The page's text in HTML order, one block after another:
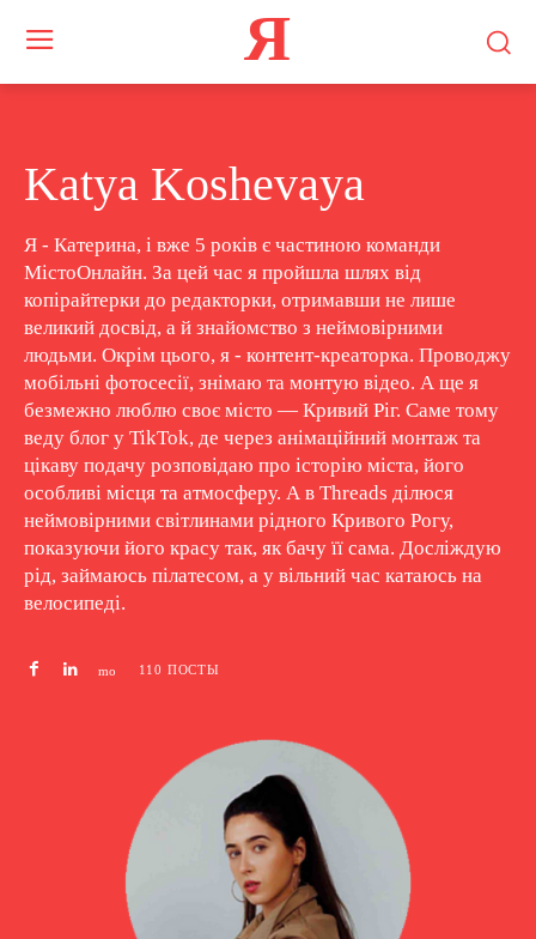
Я
Katya Koshevaya
Я - Катерина, і вже 5 років є частиною команди
МістоОнлайн. За цей час я пройшла шлях від
копірайтерки до редакторки, отримавши не лише
великий досвід, а й знайомство з неймовірними
людьми. Окрім цього, я - контент-креаторка. Проводжу
мобільні фотосесії, знімаю та монтую відео. А ще я
безмежно люблю своє місто — Кривий Ріг. Саме тому
веду блог у TikTok, де через анімаційний монтаж та
цікаву подачу розповідаю про історію міста, його
особливі місця та атмосферу. А в Threads ділюся
неймовірними світлинами рідного Кривого Рогу,
показуючи його красу так, як бачу її сама. Досліждую
рід, займаюсь пілатесом, а у вільний час катаюсь на
велосипеді.
110 ПОСТЫ